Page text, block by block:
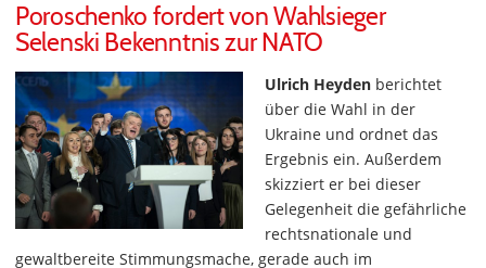
Poroschenko fordert von Wahlsieger
Selenski Bekenntnis zur NATO
Ulrich Heyden berichtet
über die Wahl in der
Ukraine und ordnet das
Ergebnis ein. Außerdem
skizziert er bei dieser
Gelegenheit die gefährliche
rechtsnationale und
gewaltbereite Stimmungsmache, gerade auch im